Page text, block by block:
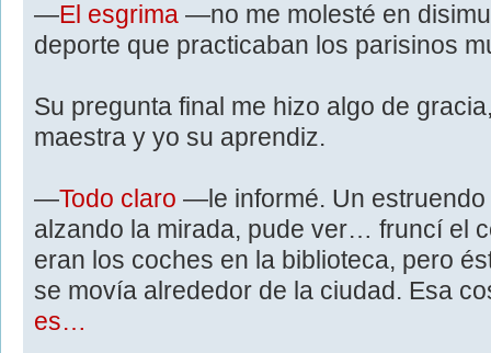
—El esgrima —no me molesté en
deporte que practicaban los parisinos
Su pregunta final me hizo algo de
maestra y yo su aprendiz.
—Todo claro —le informé. Un estruendo
alzando la mirada, pude ver… fruncí el
eran los coches en la biblioteca, pero
se movía alrededor de la ciudad. Esa
es…